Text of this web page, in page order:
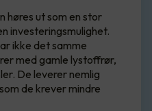
høres ut som en stor
investeringsmulighet.
ikke det samme
med gamle lystoffrør,
De leverer nemlig
de krever mindre